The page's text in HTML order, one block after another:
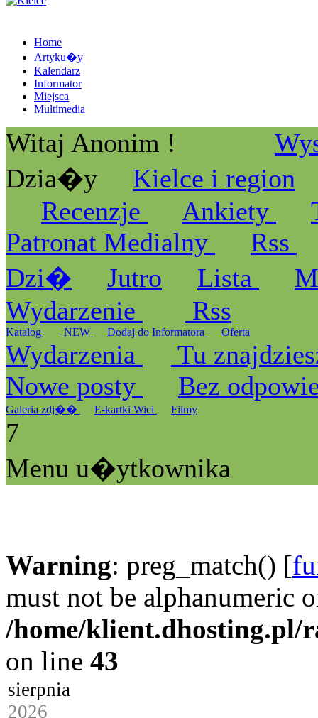
Home
Artyku�y
Kalendarz
Informator
Miejsca
Multimedia
Witaj Anonim !
Dzia�y
Kielce i region
Recenzje
Ankiety
Patronat Medialny
Rss
Dzi�
Jutro Lista
Wydarzenie
Rss
Katalog _NEW Dodaj do Informatora Oferta
Wydarzenia
Tu
Nowe posty
Bez
Galeria zdj�� E-kartki Wici Filmy
7
Menu u�ytkownika
Warning: preg_match() [
must not be alphanumeric
/home/klient.dhosting.pl/
on line 43
sierpnia
2026